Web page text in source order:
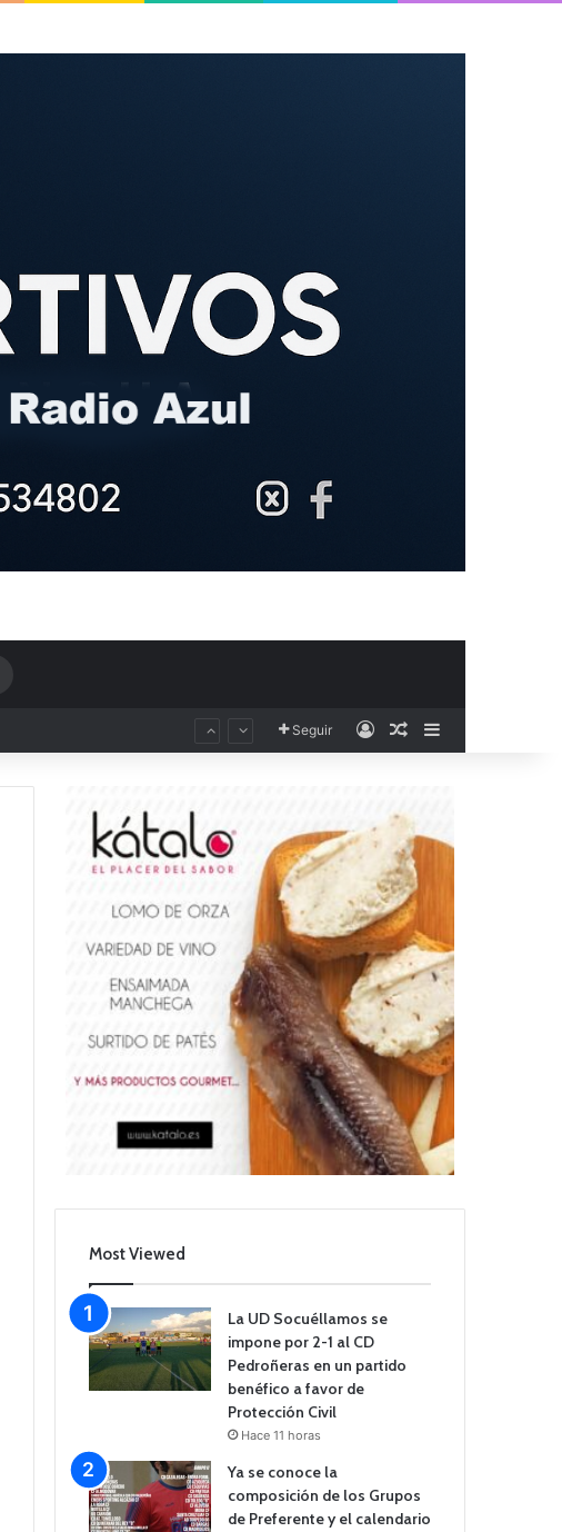
Seguir AccesoPublicación al
Most Viewed
La UD Socuéllamos se
impone por 2-1 al CD
Pedroñeras en un partido
benéfico a favor de
Protección Civil
Hace 11 horas
Ya se conoce la
composición de los Grupos
de Preferente y el calendario